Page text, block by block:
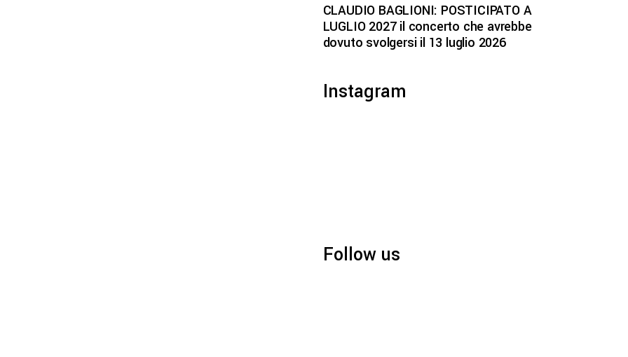
CLAUDIO BAGLIONI: POSTICIPATO A
LUGLIO 2027 il concerto che avrebbe
dovuto svolgersi il 13 luglio 2026
Instagram
Follow us